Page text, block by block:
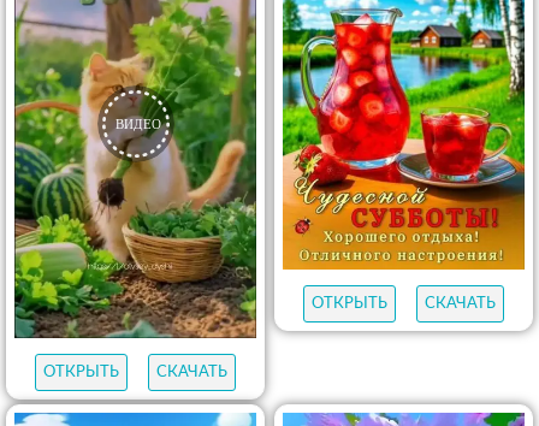
ОТКРЫТЬ СКАЧАТЬ
ОТКРЫТЬ СКАЧАТЬ